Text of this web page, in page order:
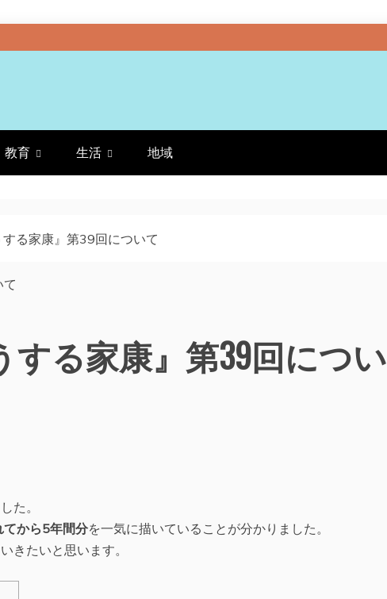
教育 生活 地域
る家康』第39回について
る家康』第39回につい
た。
から5年間分を一気に描いていることが分かりました。
きたいと思います。